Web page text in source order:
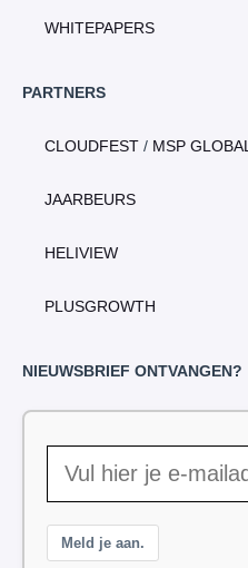
WHITEPAPERS
PARTNERS
CLOUDFEST / MSP GLOBAL
JAARBEURS
HELIVIEW
PLUSGROWTH
NIEUWSBRIEF ONTVANGEN?
Meld je aan.